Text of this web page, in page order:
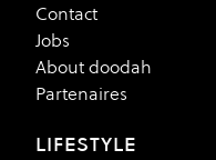
Contact
Jobs
About doodah
Partenaires
LIFESTYLE